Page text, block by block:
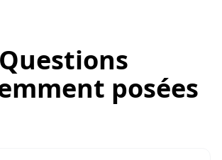
Questions
posées